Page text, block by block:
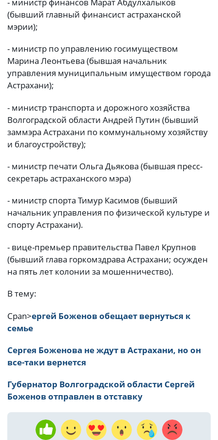
(бывший главный финансист астраханской
мэрии);
- министр по управлению госимуществом
Марина Леонтьева (бывшая начальник
управления муниципальным имуществом города
Астрахани);
- министр транспорта и дорожного хозяйства
Волгоградской области Андрей Путин (бывший
заммэра Астрахани по коммунальному хозяйству
и благоустройству);
- министр печати Ольга Дьякова (бывшая пресс-
секретарь астраханского мэра)
- министр спорта Тимур Касимов (бывший
начальник управления по физической культуре и
спорту Астрахани).
- вице-премьер правительства Павел Крупнов
(бывший глава горкомздрава Астрахани; осужден
на пять лет колонии за мошенничество).
В тему:
Сpan>ергей Боженов обещает вернуться к
семье
Сергея Боженова не ждут в Астрахани, но он
все-таки вернется
Губернатор Волгоградской области Сергей
Боженов отправлен в отставку